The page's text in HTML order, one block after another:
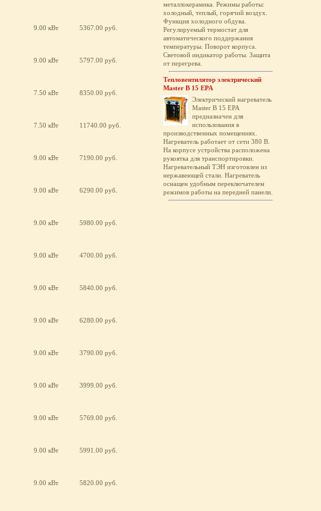
9.00 кВт 5367.00 руб.
9.00 кВт 5797.00 руб.
7.50 кВт 8350.00 руб.
7.50 кВт 11740.00 руб.
9.00 кВт 7190.00 руб.
9.00 кВт 6290.00 руб.
9.00 кВт 5980.00 руб.
9.00 кВт 4700.00 руб.
9.00 кВт 5840.00 руб.
9.00 кВт 6280.00 руб.
9.00 кВт 3790.00 руб.
9.00 кВт 3999.00 руб.
9.00 кВт 5769.00 руб.
9.00 кВт 5991.00 руб.
9.00 кВт 5820.00 руб.
металлокерамика. Режимы работы:
холодный, теплый, горячий воздух.
Функция холодного обдува.
Регулируемый термостат для
автоматического поддержания
температуры. Поворот корпуса.
Световой индикатор работы. Защита
от перегрева.
Тепловентилятор электрический
Master B 15 EPA
Электрический нагреватель
Master B 15 EPA
предназначен для
использования в
производственных помещениях.
Нагреватель работает от сети 380 В.
На корпусе устройства расположена
рукоятка для транспортировки.
Нагревательный ТЭН изготовлен из
нержавеющей стали. Нагреватель
оснащен удобным переключателем
режимов работы на передней панели.